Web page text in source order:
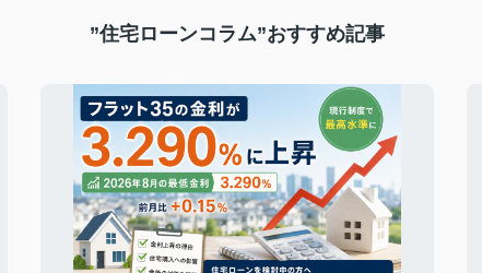
”住宅ローンコラム”おすすめ記事